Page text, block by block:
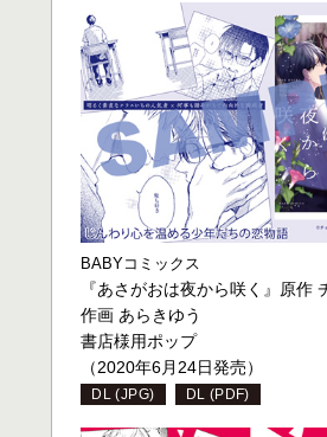
BABYコミックス
『あさがおは夜から咲く』原作
作画 あらきゆう
書店様用ポップ
（2020年6月24日発売）
DL (JPG) DL (PDF)